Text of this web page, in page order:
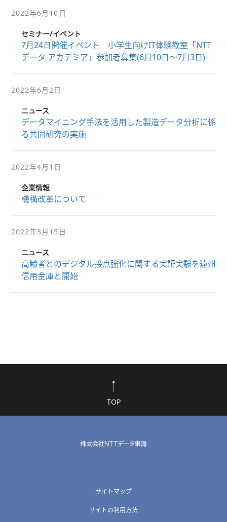
2022年6月10日
セミナー/イベント
7月24日開催イベント 小学生向けIT体験教室「NTT
データ アカデミア」参加者募集(6月10日～7月3日)
2022年6月2日
ニュース
データマイニング手法を活用した製造データ分析に係
る共同研究の実施
2022年4月1日
企業情報
機構改革について
2022年3月15日
ニュース
高齢者とのデジタル接点強化に関する実証実験を遠州
信用金庫と開始
TOP
サイトマップ
サイトの利用方法